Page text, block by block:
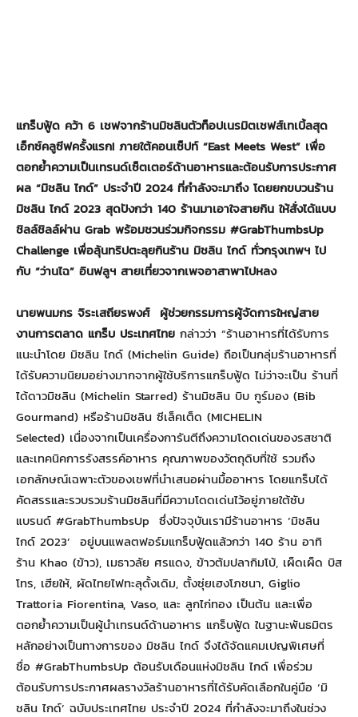
แกร็บฟู้ด คว้า 6 เชฟจากร้านมิชลินตัวท็อปเนรมิตเชฟส์เทเบิ้ลสุด
เอ็กซ์คลูซีฟครั้งแรก! ภายใต้คอนเซ็ปท์ “East Meets West” เพื่อ
ตอกย้ำความเป็นเทรนด์เซ็ตเตอร์ด้านอาหารและต้อนรับการประกาศ
ผล “มิชลิน ไกด์” ประจำปี 2024 ที่กำลังจะมาถึง โดยยกขบวนร้าน
มิชลิน ไกด์ 2023 สุดปังกว่า 140 ร้านมาเอาใจสายกิน ให้สั่งได้แบบ
ชิลล์ชิลล์ผ่าน Grab พร้อมชวนร่วมกิจกรรม #GrabThumbsUp
Challenge เพื่อลุ้นทริปตะลุยกินร้าน มิชลิน ไกด์ ทั่วกรุงเทพฯ ไป
กับ “ว่านไฉ” อินฟลูฯ สายเที่ยวจากเพจอาสาพาไปหลง
นายพนมกร จิระเสถียรพงศ์ ผู้ช่วยกรรมการผู้จัดการใหญ่สาย
งานการตลาด แกร็บ ประเทศไทย กล่าวว่า “ร้านอาหารที่ได้รับการ
แนะนำโดย มิชลิน ไกด์ (Michelin Guide) ถือเป็นกลุ่มร้านอาหารที่
ได้รับความนิยมอย่างมากจากผู้ใช้บริการแกร็บฟู้ด ไม่ว่าจะเป็น ร้านที่
ได้ดาวมิชลิน (Michelin Starred) ร้านมิชลิน บิบ กูร์มอง (Bib
Gourmand) หรือร้านมิชลิน ซีเล็คเต็ด (MICHELIN
Selected) เนื่องจากเป็นเครื่องการันตีถึงความโดดเด่นของรสชาติ
และเทคนิคการรังสรรค์อาหาร คุณภาพของวัตถุดิบที่ใช้ รวมถึง
เอกลักษณ์เฉพาะตัวของเชฟที่นำเสนอผ่านมื้ออาหาร โดยแกร็บได้
คัดสรรและรวบรวมร้านมิชลินที่มีความโดดเด่นไว้อยู่ภายใต้ซับ
แบรนด์ #GrabThumbsUp ซึ่งปัจจุบันเรามีร้านอาหาร ‘มิชลิน
ไกด์ 2023’ อยู่บนแพลตฟอร์มแกร็บฟู้ดแล้วกว่า 140 ร้าน อาทิ
ร้าน Khao (ข้าว), เมธาวลัย ศรแดง, ข้าวต้มปลากิมโบ้, เผ็ดเผ็ด บิส
โทร, เฮียให้, ผัดไทยไฟทะลุดั้งเดิม, ตั้งซุ่ยเฮงโภชนา, Giglio
Trattoria Fiorentina, Vaso, และ ลูกไก่ทอง เป็นต้น และเพื่อ
ตอกย้ำความเป็นผู้นำเทรนด์ด้านอาหาร แกร็บฟู้ด ในฐานะพันธมิตร
หลักอย่างเป็นทางการของ มิชลิน ไกด์ จึงได้จัดแคมเปญพิเศษที่
ชื่อ #GrabThumbsUp ต้อนรับเดือนแห่งมิชลิน ไกด์ เพื่อร่วม
ต้อนรับการประกาศผลรางวัลร้านอาหารที่ได้รับคัดเลือกในคู่มือ ‘มิ
ชลิน ไกด์’ ฉบับประเทศไทย ประจำปี 2024 ที่กำลังจะมาถึงในช่วง